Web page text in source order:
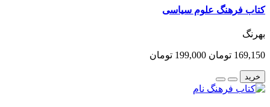
کتاب فرهنگ علوم سیاسی
بهرنگ
169,150 تومان 199,000 تومان
خرید